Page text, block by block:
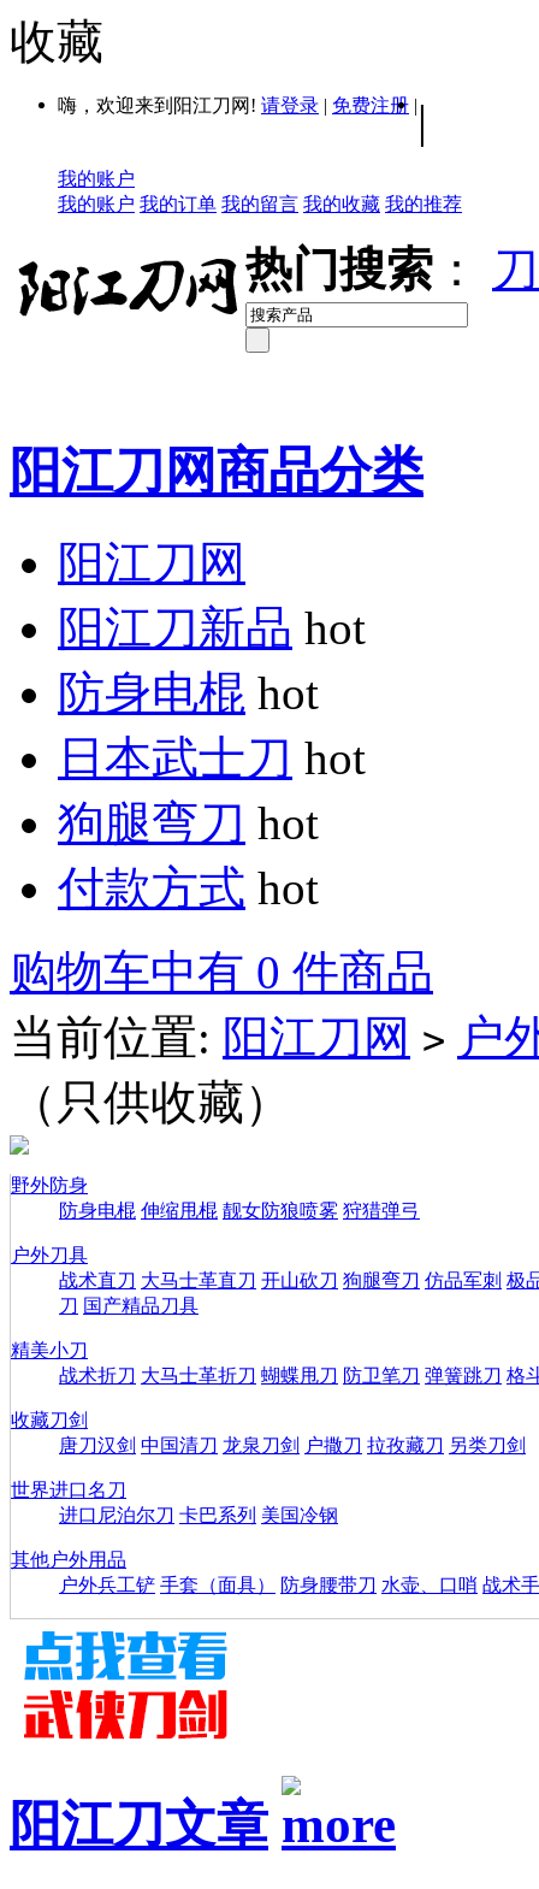
收藏
嗨，欢迎来到阳江刀网! 请登录 | 免费注册 | |
我的账户
我的账户 我的订单 我的留言 我的收藏 我的推荐
热门搜索 ：
阳江刀网商品分类
阳江刀网
阳江刀新品 hot
防身电棍 hot
日本武士刀 hot
狗腿弯刀 hot
付款方式 hot
购物车中有 0 件商品
当前位置: 阳江刀网 > 户
（只供收藏）
野外防身
防身电棍 伸缩甩棍 靓女防狼喷雾 狩猎弹弓
户外刀具
战术直刀 大马士革直刀 开山砍刀 狗腿弯刀 仿品军刺 极
刀 国产精品刀具
精美小刀
战术折刀 大马士革折刀 蝴蝶甩刀 防卫笔刀 弹簧跳刀 格
收藏刀剑
唐刀汉剑 中国清刀 龙泉刀剑 户撒刀 拉孜藏刀 另类刀剑
世界进口名刀
进口尼泊尔刀 卡巴系列 美国冷钢
其他户外用品
户外兵工铲 手套（面具） 防身腰带刀 水壶、口哨 战术
阳江刀文章